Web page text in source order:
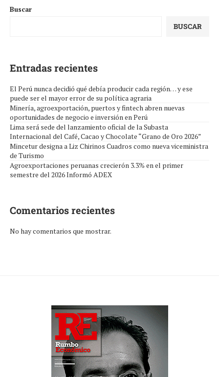
Buscar
BUSCAR
Entradas recientes
El Perú nunca decidió qué debía producir cada región… y ese
puede ser el mayor error de su política agraria
Minería, agroexportación, puertos y fintech abren nuevas
oportunidades de negocio e inversión en Perú
Lima será sede del lanzamiento oficial de la Subasta
Internacional del Café, Cacao y Chocolate “Grano de Oro 2026”
Mincetur designa a Liz Chirinos Cuadros como nueva viceministra
de Turismo
Agroexportaciones peruanas crecierón 3.3% en el primer
semestre del 2026 Informó ADEX
Comentarios recientes
No hay comentarios que mostrar.